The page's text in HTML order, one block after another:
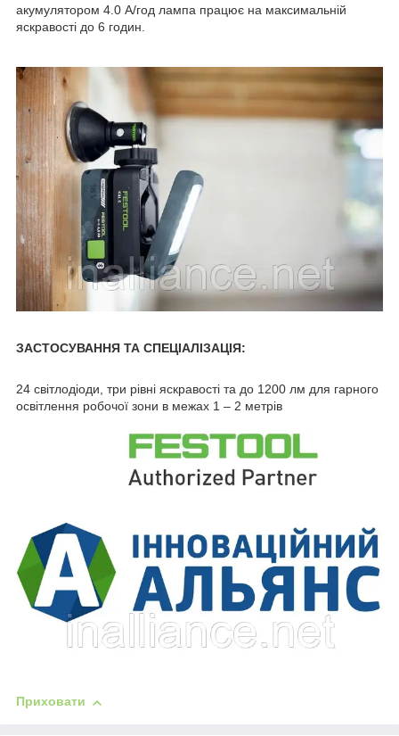
акумулятором 4.0 А/год лампа працює на максимальній
яскравості до 6 годин.
ЗАСТОСУВАННЯ ТА СПЕЦІАЛІЗАЦІЯ:
24 світлодіоди, три рівні яскравості та до 1200 лм для гарного
освітлення робочої зони в межах 1 – 2 метрів
Приховати